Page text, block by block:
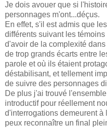
Je dois avouer que si
personnages m'ont...déçus.
En effet, s'il est admis que
différents suivant les
d'avoir de la complexité
de trop grands écarts entre
parole et où ils étaient
déstabilisant, et tellement
de suivre des personnages
De plus j'ai trouvé
introductif pour réellement
d'interrogations demeurent à
peux reconnaître un final